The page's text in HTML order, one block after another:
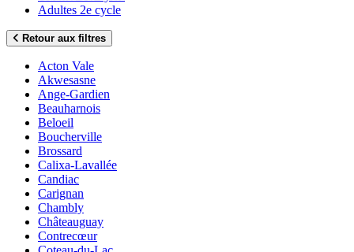
Adultes 2e cycle
Retour aux filtres
Acton Vale
Akwesasne
Ange-Gardien
Beauharnois
Beloeil
Boucherville
Brossard
Calixa-Lavallée
Candiac
Carignan
Chambly
Châteauguay
Contrecœur